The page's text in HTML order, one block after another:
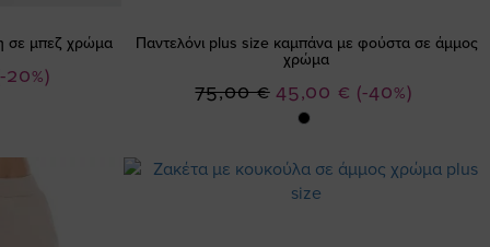
σε μπεζ χρώμα
20%)
Παντελόνι plus size καμπάνα με φούστα σε άμμος
χρώμα
(-40%)
Ειδική
Τιμή
45,00 €
75,00 €